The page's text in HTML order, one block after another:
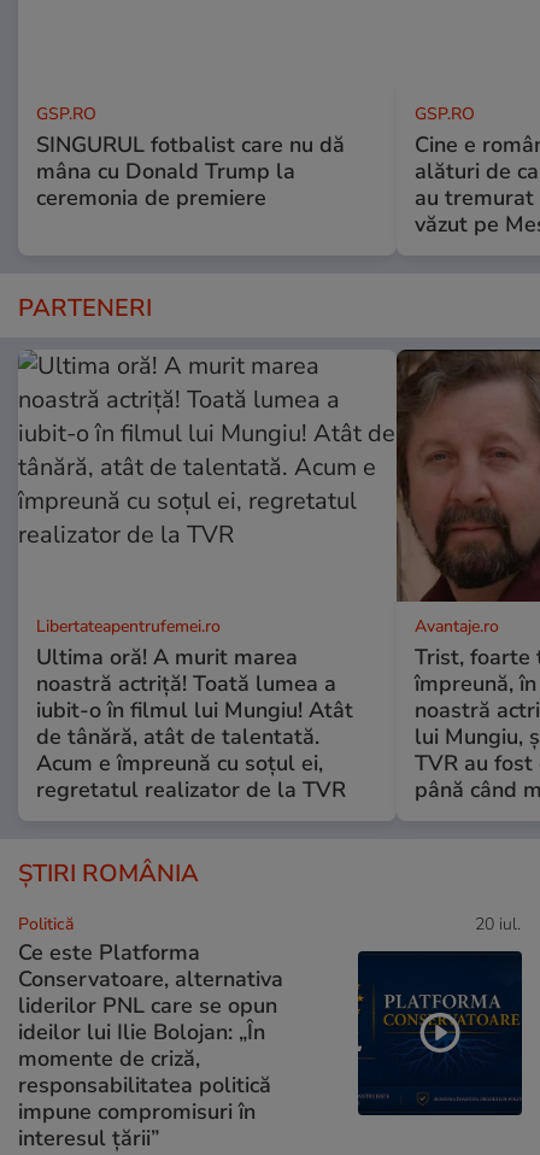
GSP.RO
SINGURUL fotbalist care nu dă
mâna cu Donald Trump la
ceremonia de premiere
GSP.RO
Cine e
alături de
au
văzut pe
PARTENERI
Libertateapentrufemei.ro
Ultima oră! A murit marea
noastră actriță! Toată lumea a
iubit-o în filmul lui Mungiu! Atât
de tânără, atât de talentată.
Acum e împreună cu soțul ei,
regretatul realizator de la TVR
Avantaje.ro
Trist, foarte
împreună,
noastră
lui Mungiu,
TVR au
până când
ȘTIRI ROMÂNIA
Politică 20 iul.
Ce este Platforma
Conservatoare, alternativa
liderilor PNL care se opun
ideilor lui Ilie Bolojan: „În
momente de criză,
responsabilitatea politică
impune compromisuri în
interesul țării”